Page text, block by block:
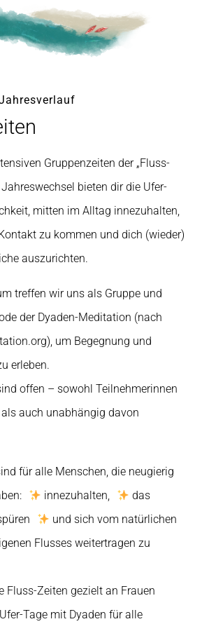
Gruppenzeiten der „Fluss-
Jahreswechsel bieten dir die Ufer-
mitten im Alltag innezuhalten,
zu kommen und dich (wieder)
auszurichten.
treffen wir uns als Gruppe und
der Dyaden-Meditation (nach
um Begegnung und
erleben.
offen – sowohl Teilnehmerinnen
auch unabhängig davon
für alle Menschen, die neugierig
innezuhalten,
das
und sich vom natürlichen
Flusses weitertragen zu
Fluss-Zeiten gezielt an Frauen
Tage mit Dyaden für alle